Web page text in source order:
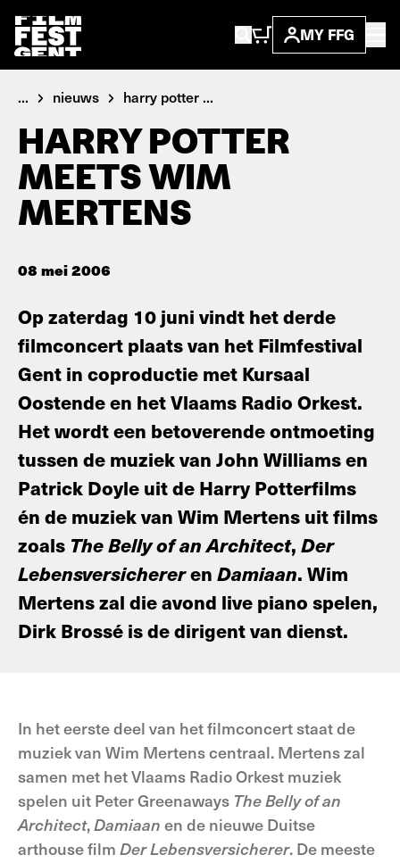
MY FFG
... nieuws harry potter ...
HARRY POTTER
MEETS WIM
MERTENS
08 mei 2006
Op zaterdag 10 juni vindt het derde
filmconcert plaats van het Filmfestival
Gent in coproductie met Kursaal
Oostende en het Vlaams Radio Orkest.
Het wordt een betoverende ontmoeting
tussen de muziek van John Williams en
Patrick Doyle uit de Harry Potterfilms
én de muziek van Wim Mertens uit films
zoals The Belly of an Architect, Der
Lebensversichereren Damiaan. Wim
Mertens zal die avond live piano spelen,
Dirk Brossé is de dirigent van dienst.
In het eerste deel van het filmconcert staat de
muziek van Wim Mertens centraal. Mertens zal
samen met het Vlaams Radio Orkest muziek
spelen uit Peter Greenaways The Belly of an
Architect,Damiaan en de nieuwe Duitse
arthouse film Der Lebensversicherer. De meeste